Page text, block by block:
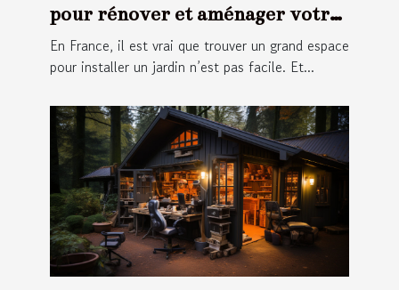
pour rénover et aménager votre
jardin
En France, il est vrai que trouver un grand espace
pour installer un jardin n’est pas facile. Et...